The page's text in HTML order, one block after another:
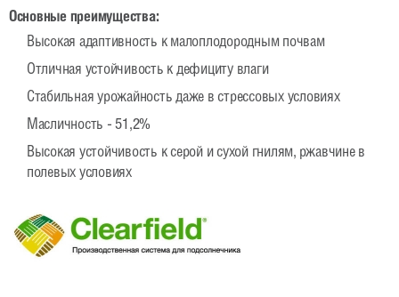
Основные преимущества:
Высокая адаптивность к малоплодородным почвам
Отличная устойчивость к дефициту влаги
Стабильная урожайность даже в стрессовых условиях
Масличность - 51,2%
Высокая устойчивость к серой и сухой гнилям, ржавчине в
полевых условиях
Ячмень яровой
Пшеница озимая и яровая
Рожь озимая
Бобовые
Горох яровой и зимующий
Соя
Кормовые бобы